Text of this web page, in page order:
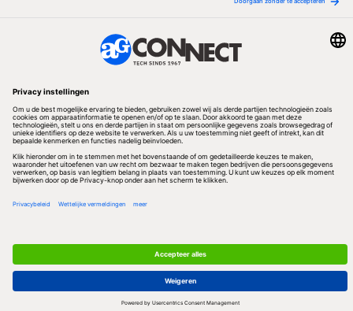
Volg ons
Redactionele partner
Algemene Voorwaarden & Copyrights